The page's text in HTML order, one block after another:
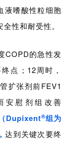
液嗜酸性粒细胞
性和耐受性。
COPD的急性发
点；12周时，
扩张剂前FEV1
安慰剂组 改善
（Dupixent®组为
达到关键次要终